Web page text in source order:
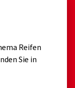
Reifen
Sie in